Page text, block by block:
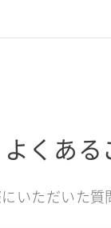
よくある
いただいた